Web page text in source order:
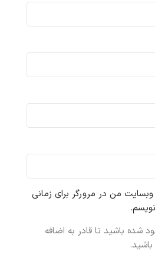
وبسایت من در مرورگر برای زمانی
شده باشید تا قادر به اضافه